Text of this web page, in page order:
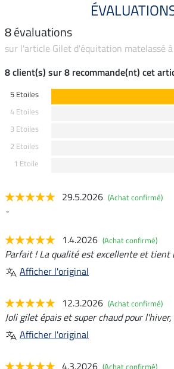
8 évaluations
sur l'article Gilet d'équitation matelassé
8 client(s) sur 8 recommande(nt) cet
5 Etoiles
4 Etoiles
3 Etoiles
2 Etoiles
1 Etoile
29.5.2026 (Achat confirmé)
-
1.4.2026 (Achat confirmé)
Parfait ! La qualité est excellente et tient
Afficher l'original
12.3.2026 (Achat confirmé)
Joli gilet épais et super chaud pour
Afficher l'original
4.3.2026 (Achat confirmé)